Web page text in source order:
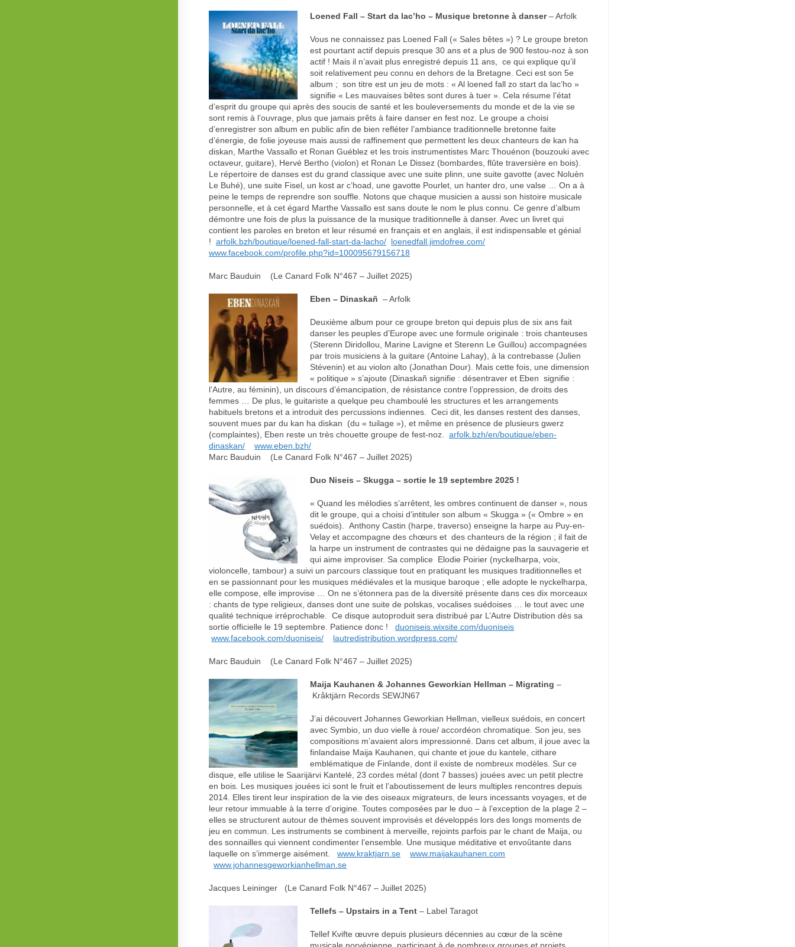
Loened Fall – Start da lac’ho – Musique bretonne à danser– Arfolk
Vous ne connaissez pas Loened Fall (« Sales bêtes ») ? Le groupe breton
est pourtant actif depuis presque 30 ans et a plus de 900 festou-noz à son
actif ! Mais il n’avait plus enregistré depuis 11 ans, ce qui explique qu’il
soit relativement peu connu en dehors de la Bretagne. Ceci est son 5e
album ; son titre est un jeu de mots : « Al loened fall zo start da lac’ho »
signifie « Les mauvaises bêtes sont dures à tuer ». Cela résume l’état
d’esprit du groupe qui après des soucis de santé et les bouleversements du monde et de la vie se
sont remis à l’ouvrage, plus que jamais prêts à faire danser en fest noz. Le groupe a choisi
d’enregistrer son album en public afin de bien refléter l’ambiance traditionnelle bretonne faite
d’énergie, de folie joyeuse mais aussi de raffinement que permettent les deux chanteurs de kan ha
diskan, Marthe Vassallo et Ronan Guéblez et les trois instrumentistes Marc Thouénon (bouzouki avec
octaveur, guitare), Hervé Bertho (violon) et Ronan Le Dissez (bombardes, flûte traversière en bois).
Le répertoire de danses est du grand classique avec une suite plinn, une suite gavotte (avec Noluèn
Le Buhé), une suite Fisel, un kost ar c’hoad, une gavotte Pourlet, un hanter dro, une valse … On a à
peine le temps de reprendre son souffle. Notons que chaque musicien a aussi son histoire musicale
personnelle, et à cet égard Marthe Vassallo est sans doute le nom le plus connu. Ce genre d’album
démontre une fois de plus la puissance de la musique traditionnelle à danser. Avec un livret qui
contient les paroles en breton et leur résumé en français et en anglais, il est indispensable et génial
!arfolk.bzh/boutique/loened-fall-start-da-lacho/ loenedfall.jimdofree.com/
www.facebook.com/profile.php?id=100095679156718
Marc Bauduin (Le Canard Folk N°467 – Juillet 2025)
Eben – Dinaskañ– Arfolk
Deuxième album pour ce groupe breton qui depuis plus de six ans fait
danser les peuples d’Europe avec une formule originale : trois chanteuses
(Sterenn Diridollou, Marine Lavigne et Sterenn Le Guillou) accompagnées
par trois musiciens à la guitare (Antoine Lahay), à la contrebasse (Julien
Stévenin) et au violon alto (Jonathan Dour). Mais cette fois, une dimension
« politique » s’ajoute (Dinaskañ signifie : désentraver et Eben signifie :
l’Autre, au féminin), un discours d’émancipation, de résistance contre l’oppression, de droits des
femmes … De plus, le guitariste a quelque peu chamboulé les structures et les arrangements
habituels bretons et a introduit des percussions indiennes. Ceci dit, les danses restent des danses,
souvent mues par du kan ha diskan (du « tuilage »), et même en présence de plusieurs gwerz
(complaintes), Eben reste un très chouette groupe de fest-noz.arfolk.bzh/en/boutique/eben-
dinaskan/
www.eben.bzh/
Marc Bauduin (Le Canard Folk N°467 – Juillet 2025)
Duo Niseis – Skugga – sortie le 19 septembre 2025 !
« Quand les mélodies s’arrêtent, les ombres continuent de danser », nous
dit le groupe, qui a choisi d’intituler son album « Skugga » (« Ombre » en
suédois). Anthony Castin (harpe, traverso) enseigne la harpe au Puy-en-
Velay et accompagne des chœurs et des chanteurs de la région ; il fait de
la harpe un instrument de contrastes qui ne dédaigne pas la sauvagerie et
qui aime improviser. Sa complice Elodie Poirier (nyckelharpa, voix,
violoncelle, tambour) a suivi un parcours classique tout en pratiquant les musiques traditionnelles et
en se passionnant pour les musiques médiévales et la musique baroque ; elle adopte le nyckelharpa,
elle compose, elle improvise … On ne s’étonnera pas de la diversité présente dans ces dix morceaux
: chants de type religieux, danses dont une suite de polskas, vocalises suédoises … le tout avec une
qualité technique irréprochable. Ce disque autoproduit sera distribué par L’Autre Distribution dès sa
sortie officielle le 19 septembre. Patience donc !duoniseis.wixsite.com/duoniseis
www.facebook.com/duoniseis/
lautredistribution.wordpress.com/
Marc Bauduin (Le Canard Folk N°467 – Juillet 2025)
Maija Kauhanen & Johannes Geworkian Hellman – Migrating –
Kråktjärn Records SEWJN67
J’ai découvert Johannes Geworkian Hellman, vielleux suédois, en concert
avec Symbio, un duo vielle à roue/ accordéon chromatique. Son jeu, ses
compositions m’avaient alors impressionné. Dans cet album, il joue avec la
finlandaise Maija Kauhanen, qui chante et joue du kantele, cithare
emblématique de Finlande, dont il existe de nombreux modèles. Sur ce
disque, elle utilise le Saarijärvi Kantelé, 23 cordes métal (dont 7 basses) jouées avec un petit plectre
en bois. Les musiques jouées ici sont le fruit et l’aboutissement de leurs multiples rencontres depuis
2014. Elles tirent leur inspiration de la vie des oiseaux migrateurs, de leurs incessants voyages, et de
leur retour immuable à la terre d’origine. Toutes composées par le duo – à l’exception de la plage 2 –
elles se structurent autour de thèmes souvent improvisés et développés lors des longs moments de
jeu en commun. Les instruments se combinent à merveille, rejoints parfois par le chant de Maija, ou
des sonnailles qui viennent condimenter l’ensemble. Une musique méditative et envoûtante dans
laquelle on s’immerge aisément.www.kraktjarn.se
www.maijakauhanen.com
www.johannesgeworkianhellman.se
Jacques Leininger (Le Canard Folk N°467 – Juillet 2025)
Tellefs – Upstairs in a Tent – Label Taragot
Tellef Kvifte œuvre depuis plusieurs décennies au cœur de la scène